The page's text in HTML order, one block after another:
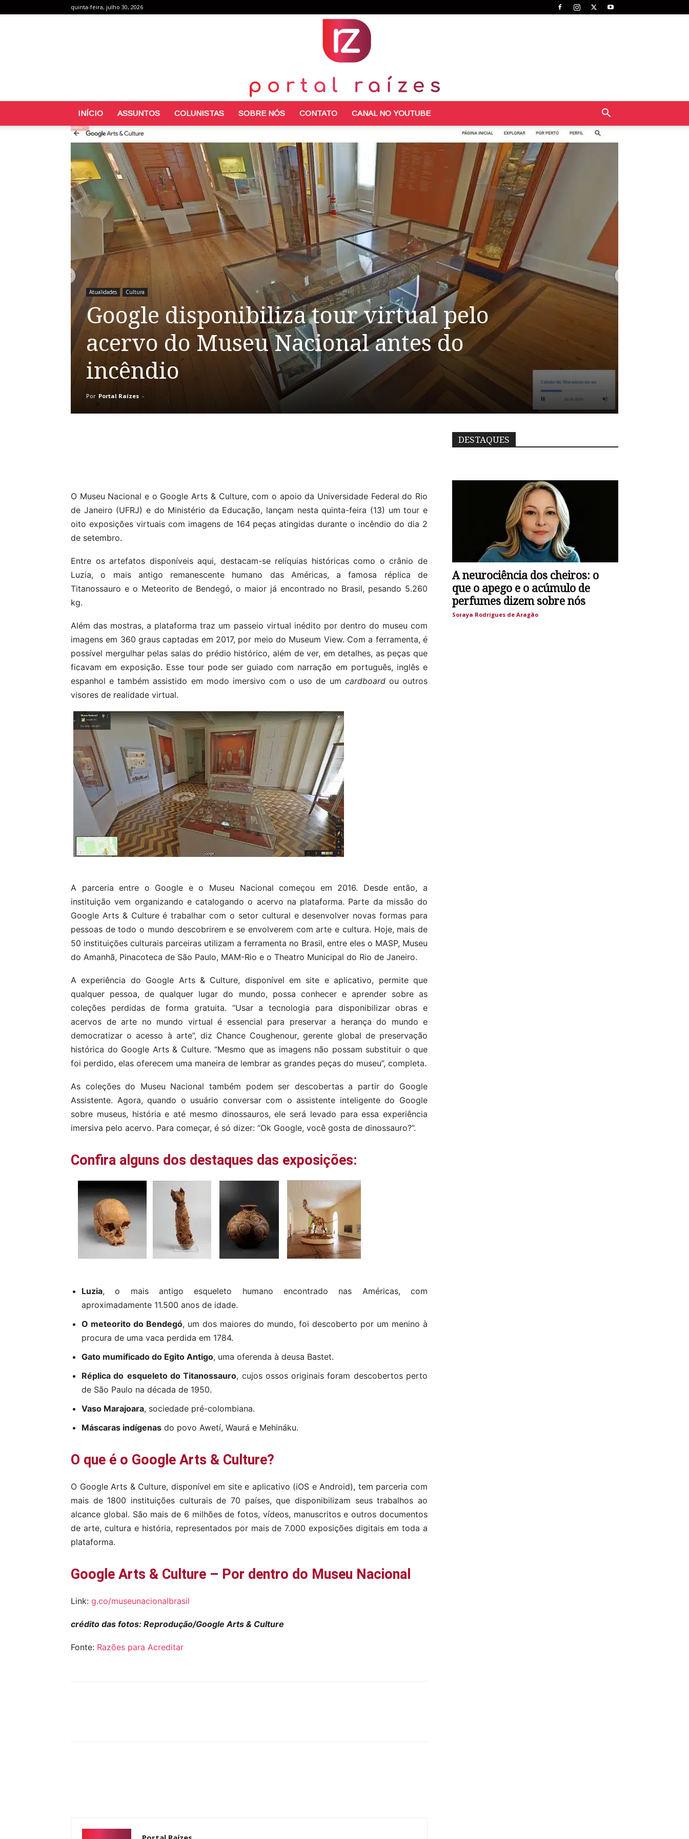
quinta-feira, julho 30, 2026
Raízes
INÍCIO ASSUNTOS COLUNISTAS SOBRE NÓS CONTATO CANAL NO YOUTUBE
Atualidades Cultura
Google disponibiliza tour virtual pelo
acervo do Museu Nacional antes do
incêndio
Por Portal Raízes -
O Museu Nacional e o Google Arts & Culture, com o apoio da Universidade Federal do Rio
de Janeiro (UFRJ) e do Ministério da Educação, lançam nesta quinta-feira (13) um tour e
oito exposições virtuais com imagens de 164 peças atingidas durante o incêndio do dia 2
de setembro.
Entre os artefatos disponíveis aqui, destacam-se relíquias históricas como o crânio de
Luzia, o mais antigo remanescente humano das Américas, a famosa réplica de
Titanossauro e o Meteorito de Bendegó, o maior já encontrado no Brasil, pesando 5.260
kg.
Além das mostras, a plataforma traz um passeio virtual inédito por dentro do museu com
imagens em 360 graus captadas em 2017, por meio do Museum View. Com a ferramenta, é
possível mergulhar pelas salas do prédio histórico, além de ver, em detalhes, as peças que
ficavam em exposição. Esse tour pode ser guiado com narração em português, inglês e
espanhol e também assistido em modo imersivo com o uso de um cardboardou outros
visores de realidade virtual.
A parceria entre o Google e o Museu Nacional começou em 2016. Desde então, a
instituição vem organizando e catalogando o acervo na plataforma. Parte da missão do
Google Arts & Culture é trabalhar com o setor cultural e desenvolver novas formas para
pessoas de todo o mundo descobrirem e se envolverem com arte e cultura. Hoje, mais de
50 instituições culturais parceiras utilizam a ferramenta no Brasil, entre eles o MASP, Museu
do Amanhã, Pinacoteca de São Paulo, MAM-Rio e o Theatro Municipal do Rio de Janeiro.
A experiência do Google Arts & Culture, disponível em site e aplicativo, permite que
qualquer pessoa, de qualquer lugar do mundo, possa conhecer e aprender sobre as
coleções perdidas de forma gratuita. “Usar a tecnologia para disponibilizar obras e
acervos de arte no mundo virtual é essencial para preservar a herança do mundo e
democratizar o acesso à arte”, diz Chance Coughenour, gerente global de preservação
histórica do Google Arts & Culture. “Mesmo que as imagens não possam substituir o que
foi perdido, elas oferecem uma maneira de lembrar as grandes peças do museu”, completa.
As coleções do Museu Nacional também podem ser descobertas a partir do Google
Assistente. Agora, quando o usuário conversar com o assistente inteligente do Google
sobre museus, história e até mesmo dinossauros, ele será levado para essa experiência
imersiva pelo acervo. Para começar, é só dizer: “Ok Google, você gosta de dinossauro?”.
Confira alguns dos destaques das exposições:
Luzia, o mais antigo esqueleto humano encontrado nas Américas, com
aproximadamente 11.500 anos de idade.
O meteorito do Bendegó, um dos maiores do mundo, foi descoberto por um menino à
procura de uma vaca perdida em 1784.
Gato mumificado do Egito Antigo, uma oferenda à deusa Bastet.
Réplica do esqueleto do Titanossauro, cujos ossos originais foram descobertos perto
de São Paulo na década de 1950.
Vaso Marajoara, sociedade pré-colombiana.
Máscaras indígenas do povo Awetí, Waurá e Mehináku.
O que é o Google Arts & Culture?
O Google Arts & Culture, disponível em site e aplicativo (iOS e Android), tem parceria com
mais de 1800 instituições culturais de 70 países, que disponibilizam seus trabalhos ao
alcance global. São mais de 6 milhões de fotos, vídeos, manuscritos e outros documentos
de arte, cultura e história, representados por mais de 7.000 exposições digitais em toda a
plataforma.
Google Arts & Culture – Por dentro do Museu Nacional
Link: g.co/museunacionalbrasil
crédito das fotos: Reprodução/Google Arts & Culture
Fonte: Razões para Acreditar
DESTAQUES
A neurociência dos cheiros: o
que o apego e o acúmulo de
perfumes dizem sobre nós
Soraya Rodrigues de Aragão